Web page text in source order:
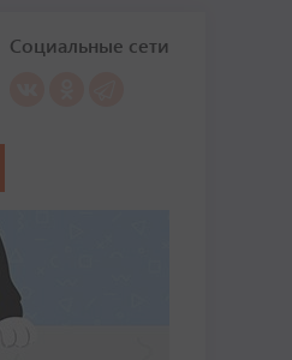
Социальные сети